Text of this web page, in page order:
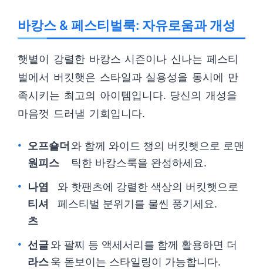
바캉스 & 페스티벌룩: 자유로움과 개성
햇볕이 강렬한 바캉스 시즌이나 신나는 페스티
벌에서 버킷햇은 스타일과 실용성을 동시에 만
족시키는 최고의 아이템입니다. 당신의 개성을
마음껏 드러낼 기회입니다.
오프숄더
원피스
와 함께 와이드 챙의 버킷햇으로 로맨
틱한 바캉스룩을 완성하세요.
나염
티셔
츠
와 핫팬츠에 강렬한 색상의 버킷햇으로
페스티벌 분위기를 물씬 풍기세요.
선글
라스
와 팔찌 등 액세서리를 함께 활용하면 더
욱 돋보이는 스타일링이 가능합니다.